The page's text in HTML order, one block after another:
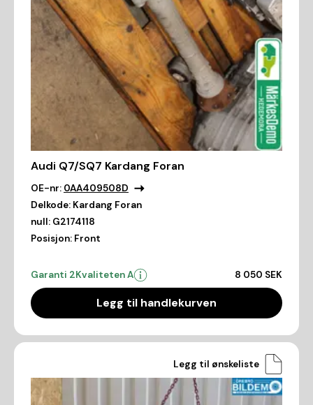
Audi Q7/SQ7 Kardang Foran
OE-nr: 0AA409508D
Delkode: Kardang Foran
null: G2174118
Posisjon: Front
Garanti 2Kvaliteten A 8 050 SEK
Legg til handlekurven
Legg til ønskeliste